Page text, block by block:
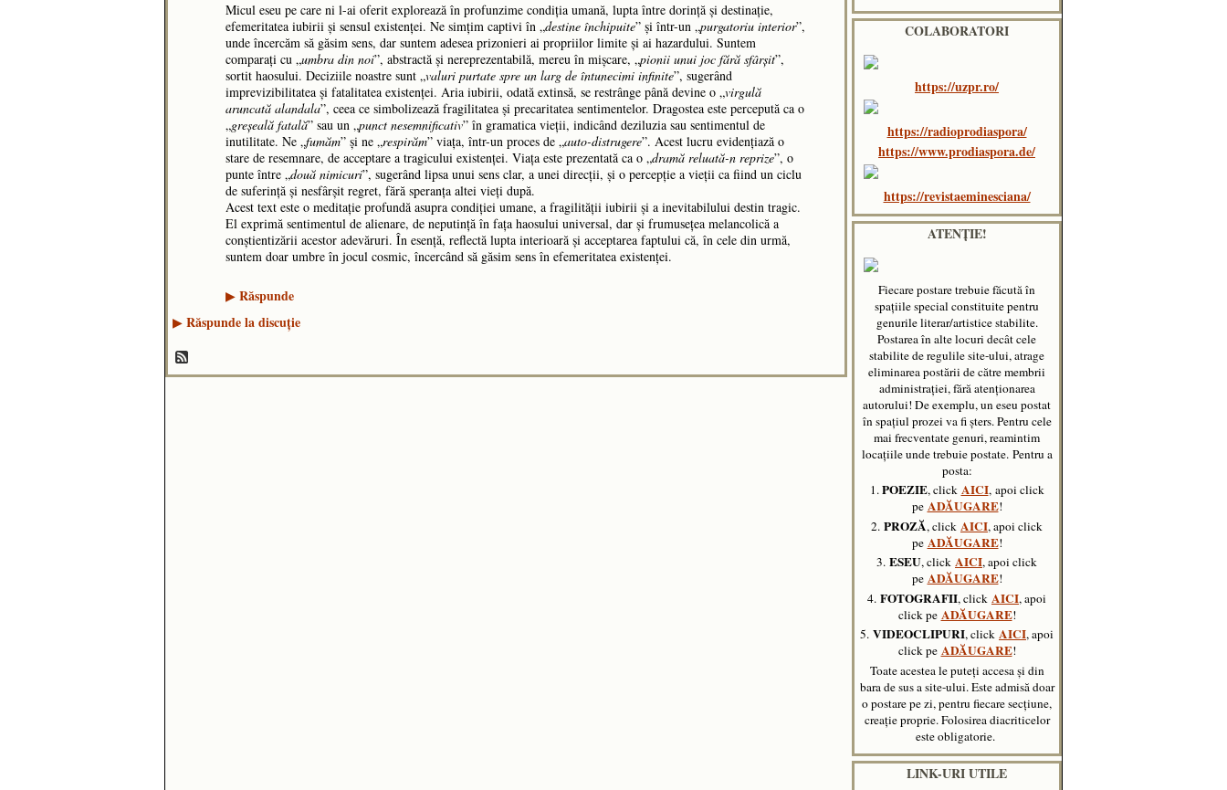
Micul eseu pe care ni l-ai oferit explorează în profunzime condiția umană, lupta între dorință și destinație,
efemeritatea iubirii și sensul existenței. Ne simțim captivi în „destine închipuite” și într-un „purgatoriu interior”,
unde încercăm să găsim sens, dar suntem adesea prizonieri ai propriilor limite și ai hazardului. Suntem
comparați cu „umbra din noi”, abstractă și nereprezentabilă, mereu în mișcare, „pionii unui joc fără sfârșit”,
sortit haosului. Deciziile noastre sunt „valuri purtate spre un larg de întunecimi infinite”, sugerând
imprevizibilitatea și fatalitatea existenței. Aria iubirii, odată extinsă, se restrânge până devine o „virgulă
aruncată alandala”, ceea ce simbolizează fragilitatea și precaritatea sentimentelor. Dragostea este percepută ca o
„greșeală fatală” sau un „punct nesemnificativ” în gramatica vieții, indicând deziluzia sau sentimentul de
inutilitate. Ne „fumăm” și ne „respirăm” viața, într-un proces de „auto-distrugere”. Acest lucru evidențiază o
stare de resemnare, de acceptare a tragicului existenței. Viața este prezentată ca o „dramă reluată-n reprize”, o
punte între „două nimicuri”, sugerând lipsa unui sens clar, a unei direcții, și o percepție a vieții ca fiind un ciclu
de suferință și nesfârșit regret, fără speranța altei vieți după.
Acest text este o meditație profundă asupra condiției umane, a fragilității iubirii și a inevitabilului destin tragic.
El exprimă sentimentul de alienare, de neputință în fața haosului universal, dar și frumusețea melancolică a
conștientizării acestor adevăruri. În esență, reflectă lupta interioară și acceptarea faptului că, în cele din urmă,
suntem doar umbre în jocul cosmic, încercând să găsim sens în efemeritatea existenței.
▶ Răspunde
▶ Răspunde la discuţie
COLABORATORI
https://uzpr.ro/
https://radioprodiaspora/
https://www.prodiaspora.de/
https://revistaeminesciana/
ATENȚIE!
Fiecare postare trebuie făcută în
spaţiile special constituite pentru
genurile literar/artistice stabilite.
Postarea în alte locuri decât cele
stabilite de regulile site-ului, atrage
eliminarea postării de către membrii
administraţiei, fără atenţionarea
autorului! De exemplu, un eseu postat
în spațiul prozei va fi șters. Pentru cele
mai frecventate genuri, reamintim
locațiile unde trebuie postate. Pentru a
posta:
1.POEZIE, click AICI, apoi click
pe ADĂUGARE!
2. PROZĂ, click AICI, apoi click
pe ADĂUGARE!
3. ESEU, click AICI, apoi click
pe ADĂUGARE!
4. FOTOGRAFII, click AICI, apoi
click pe ADĂUGARE!
5. VIDEOCLIPURI, click AICI,apoi
click pe ADĂUGARE!
Toate acestea le puteți accesa și din
bara de sus a site-ului. Este admisă doar
o postare pe zi, pentru fiecare secțiune,
creație proprie. Folosirea diacriticelor
este obligatorie.
LINK-URI UTILE